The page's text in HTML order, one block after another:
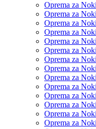
Oprema za
Oprema za
Oprema za
Oprema za
Oprema za
Oprema za
Oprema za
Oprema za
Oprema za
Oprema za
Oprema za
Oprema za
Oprema za
Oprema za